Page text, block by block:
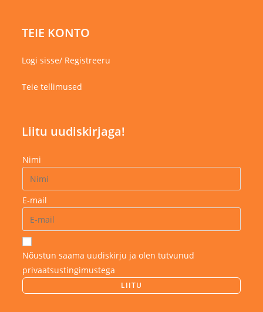
TEIE KONTO
Logi sisse/ Registreeru
Teie tellimused
Liitu uudiskirjaga!
Nimi
E-mail
Nõustun saama uudiskirju ja olen tutvunud
privaatsustingimustega